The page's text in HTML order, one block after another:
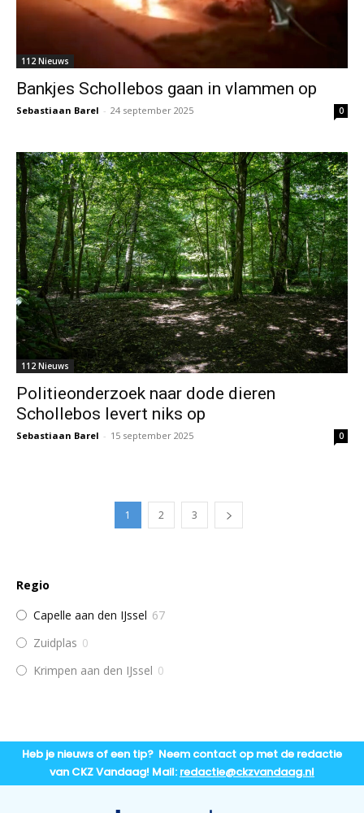
112 Nieuws
Bankjes Schollebos gaan in vlammen op
Sebastiaan Barel - 24 september 2025 0
112 Nieuws
Politieonderzoek naar dode dieren
Schollebos levert niks op
Sebastiaan Barel - 15 september 2025 0
1 2 3
Regio
Capelle aan den IJssel 67
Zuidplas 0
Krimpen aan den IJssel 0
Heb je nieuws of een tip? Neem contact op met de redactie
van CKZ Vandaag! Mail: redactie@ckzvandaag.nl